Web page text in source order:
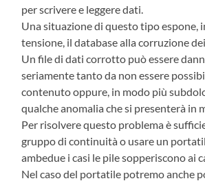
per scrivere e leggere dati.
Una situazione di questo tipo espone,
tensione, il database alla corruzione
Un file di dati corrotto può essere
seriamente tanto da non essere
contenuto oppure, in modo più
qualche anomalia che si presenterà in
Per risolvere questo problema è
gruppo di continuità o usare un
ambedue i casi le pile sopperiscono ai
Nel caso del portatile potremo anche